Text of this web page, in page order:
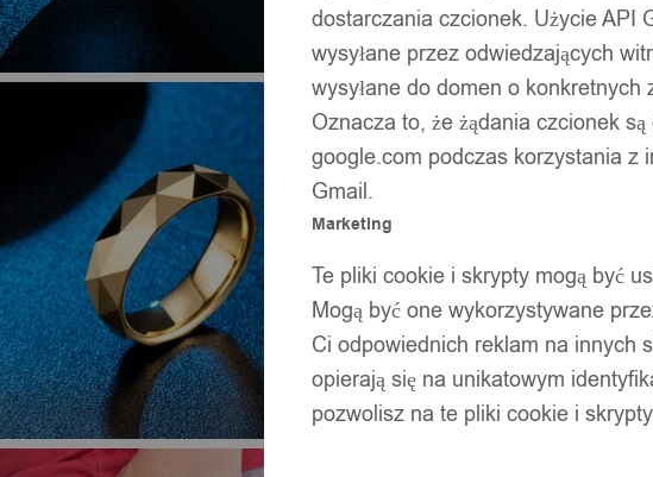
dostarczania czcionek. Użycie API
wysyłane przez odwiedzających
wysyłane do domen o
Oznacza to, że żądania czcionek
google.com podczas korzystania z
Gmail.
Marketing
Te pliki cookie i skrypty mogą być
Mogą być one wykorzystywane
Ci odpowiednich reklam na innych
opierają się na unikatowym
pozwolisz na te pliki cookie i